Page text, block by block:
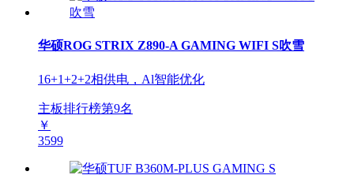
华硕ROG STRIX Z890-A GAMING WIFI S吹雪
16+1+2+2相供电，Al智能优化
主板排行榜第9名
￥
3599